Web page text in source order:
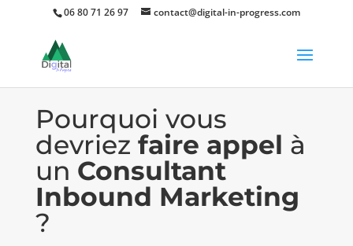
06 80 71 26 97 contact@digital-in-progress.com
Pourquoi vous
devriez faire appel à
un Consultant
Inbound Marketing
?